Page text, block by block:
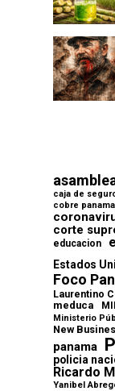
caja de
cobre panama
corte
educacion
Estados
Foco
Laurentino
meduca
Ministerio
New
panama
policia
Ricardo
Yanibel